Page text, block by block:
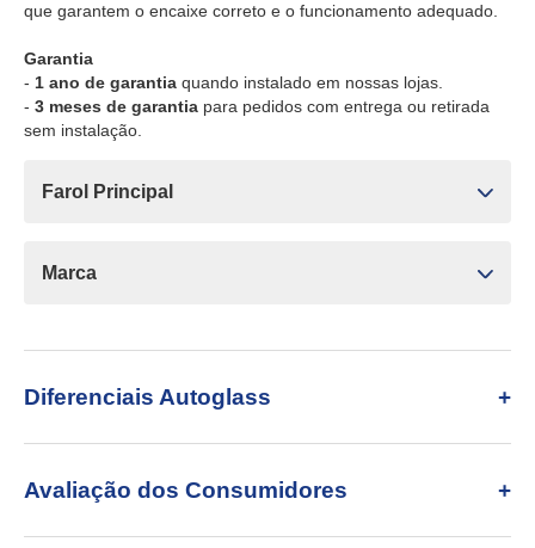
que garantem o encaixe correto e o funcionamento adequado.
Garantia
- 1 ano de garantia quando instalado em nossas lojas.
- 3 meses de garantia para pedidos com entrega ou retirada
sem instalação.
Farol Principal
Marca
Diferenciais Autoglass
Avaliação dos Consumidores